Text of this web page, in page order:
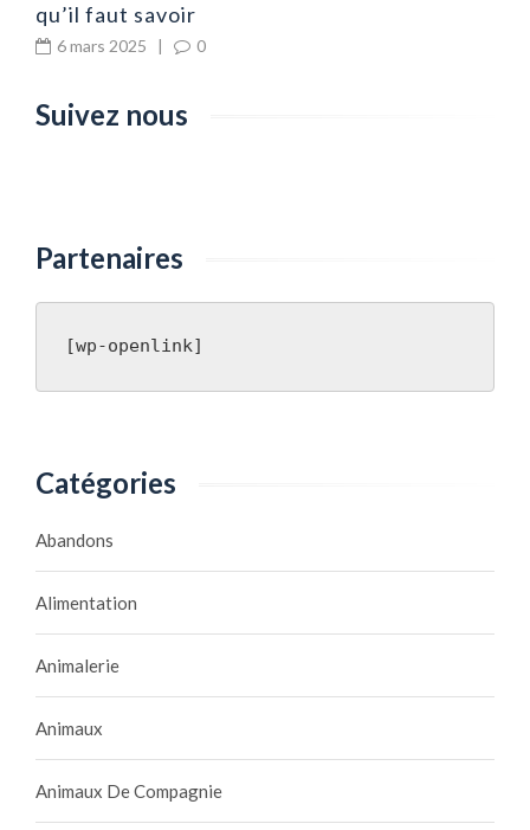
qu’il faut savoir
6 mars 2025 | 0
Suivez nous
Partenaires
[wp-openlink]
Catégories
Abandons
Alimentation
Animalerie
Animaux
Animaux De Compagnie